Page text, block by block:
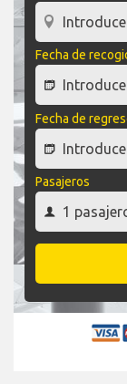
Fecha de
Fecha de
Pasajeros